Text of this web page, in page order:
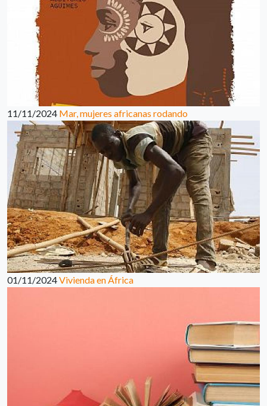
11/11/2024 Mar, mujeres africanas rodando
01/11/2024Vivienda en África